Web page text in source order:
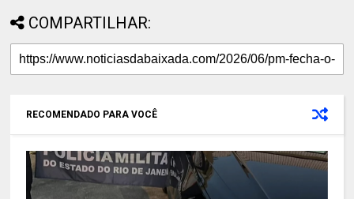
COMPARTILHAR:
RECOMENDADO PARA VOCÊ